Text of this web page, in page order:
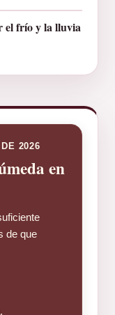
el frío y la lluvia
2026
en
de que